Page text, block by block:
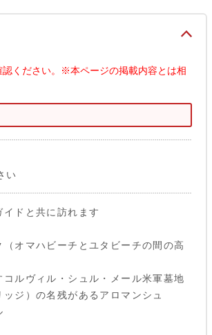
ください。※本ページの掲載内容とは相
い
イドと共に訪れます
（オマハビーチとユタビーチの間の高
コルヴィル・シュル・メール米軍墓地
ッジ）の名残があるアロマンシュ